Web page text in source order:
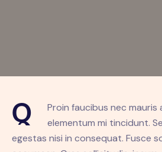
Q
Proin faucibus nec mauris
elementum mi tincidunt.
egestas nisi in consequat. Fusce